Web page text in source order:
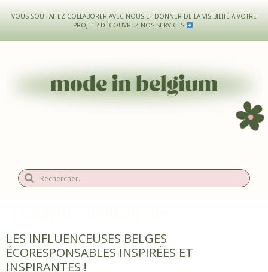
VOUS SOUHAITEZ COLLABORER AVEC NOUS ET DONNER DE LA VISIBILITÉ À VOTRE
PROJET ? DÉCOUVREZ NOS SERVICES
LES INFLUENCEUSES BELGES
ÉCORESPONSABLES INSPIRÉES ET
INSPIRANTES !